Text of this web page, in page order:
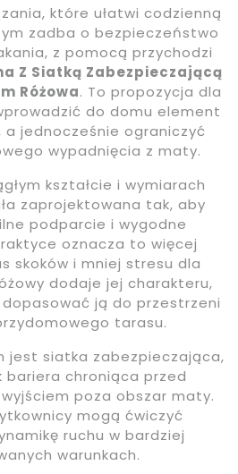
które ułatwi codzienną
zadba o bezpieczeństwo
z pomocą przychodzi
Z Siatką Zabezpieczającą
Różowa. To propozycja dla
do domu element
a jednocześnie ograniczyć
wypadnięcia z maty.
kształcie i wymiarach
zaprojektowana tak, aby
podparcie i wygodne
oznacza to więcej
skoków i mniej stresu dla
dodaje jej charakteru,
ją do przestrzeni
tarasu.
jest siatka zabezpieczająca,
bariera chroniąca przed
poza obszar maty.
mogą ćwiczyć
ruchu w bardziej
warunkach.